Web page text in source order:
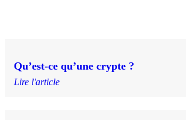
Qu’est-ce qu’une crypte ?
Lire l'article